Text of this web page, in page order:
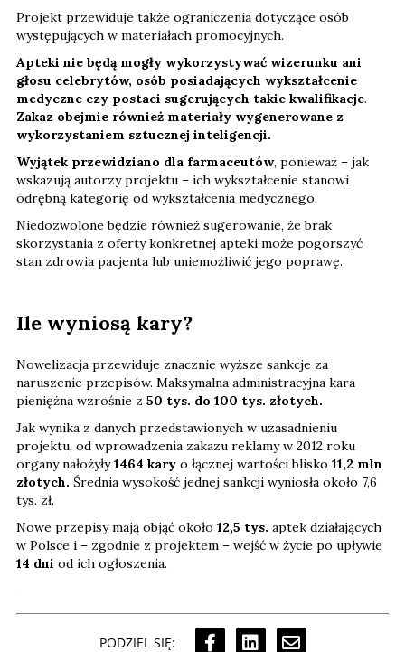
Projekt przewiduje także ograniczenia dotyczące osób
występujących w materiałach promocyjnych.
Apteki nie będą mogły wykorzystywać wizerunku ani
głosu celebrytów, osób posiadających wykształcenie
medyczne czy postaci sugerujących takie kwalifikacje.
Zakaz obejmie również materiały wygenerowane z
wykorzystaniem sztucznej inteligencji.
Wyjątek przewidziano dla farmaceutów, ponieważ – jak
wskazują autorzy projektu – ich wykształcenie stanowi
odrębną kategorię od wykształcenia medycznego.
Niedozwolone będzie również sugerowanie, że brak
skorzystania z oferty konkretnej apteki może pogorszyć
stan zdrowia pacjenta lub uniemożliwić jego poprawę.
Ile wyniosą kary?
Nowelizacja przewiduje znacznie wyższe sankcje za
naruszenie przepisów. Maksymalna administracyjna kara
pieniężna wzrośnie z 50 tys. do 100 tys. złotych.
Jak wynika z danych przedstawionych w uzasadnieniu
projektu, od wprowadzenia zakazu reklamy w 2012 roku
organy nałożyły1464 kary o łącznej wartości blisko 11,2 mln
złotych. Średnia wysokość jednej sankcji wyniosła około 7,6
tys. zł.
Nowe przepisy mają objąć około 12,5 tys. aptek działających
w Polsce i – zgodnie z projektem – wejść w życie po upływie
14 dni od ich ogłoszenia.
PODZIEL SIĘ: